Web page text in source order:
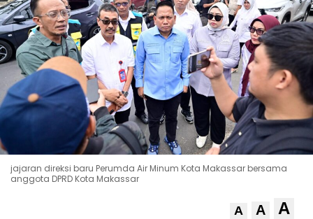
jajaran direksi baru Perumda Air Minum Kota Makassar bersama
anggota DPRD Kota Makassar
A A A